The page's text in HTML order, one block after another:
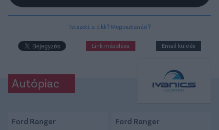
Tetszett a cikk? Megosztanád?
Link másolása Email küldés
Autópiac
Ford Ranger Ford Ranger